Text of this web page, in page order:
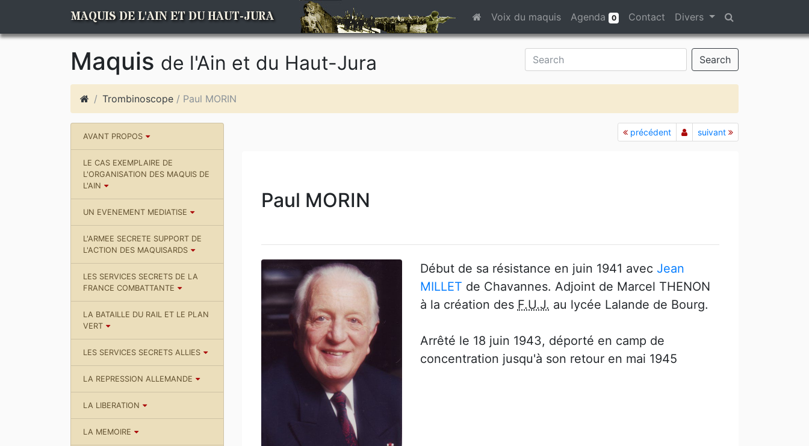
MAQUIS DE L'AIN ET DU HAUT-JURA Voix du maquis Agenda 0 Contact Divers
Search
Maquis de l'Ain et du Haut-Jura
Trombinoscope / Paul MORIN
AVANT PROPOS
LE CAS EXEMPLAIRE DE
L'ORGANISATION DES MAQUIS DE
L'AIN
UN EVENEMENT MEDIATISE
L'ARMEE SECRETE SUPPORT DE
L'ACTION DES MAQUISARDS
LES SERVICES SECRETS DE LA
FRANCE COMBATTANTE
LA BATAILLE DU RAIL ET LE PLAN
VERT
LES SERVICES SECRETS ALLIES
LA REPRESSION ALLEMANDE
LA LIBERATION
LA MEMOIRE
précédent suivant
Paul MORIN
Début de sa résistance en juin 1941 avec Jean
MILLET de Chavannes. Adjoint de Marcel THENON
à la création des F.U.J. au lycée Lalande de Bourg.
Arrêté le 18 juin 1943, déporté en camp de
concentration jusqu'à son retour en mai 1945